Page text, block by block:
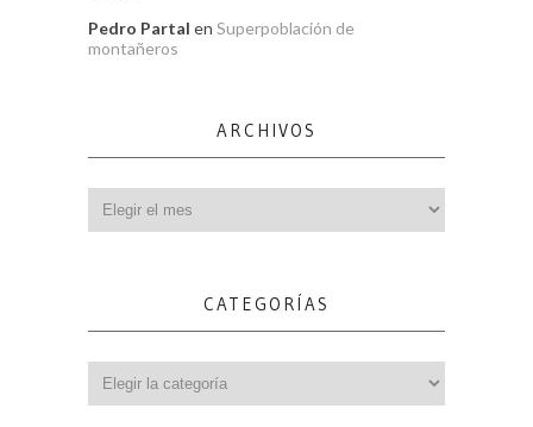
Pedro Partal en Superpoblación de
montañeros
ARCHIVOS
CATEGORÍAS